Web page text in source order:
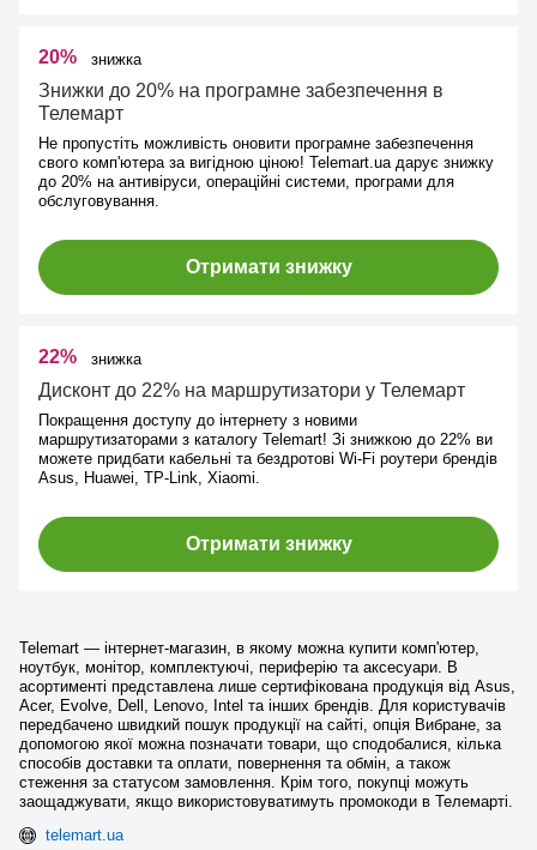
20% знижка
Знижки до 20% на програмне забезпечення в
Телемарт
Не пропустіть можливість оновити програмне забезпечення
свого комп'ютера за вигідною ціною! Telemart.ua дарує знижку
до 20% на антивіруси, операційні системи, програми для
обслуговування.
Отримати знижку
22% знижка
Дисконт до 22% на маршрутизатори у Телемарт
Покращення доступу до інтернету з новими
маршрутизаторами з каталогу Telemart! Зі знижкою до 22% ви
можете придбати кабельні та бездротові Wi-Fi роутери брендів
Asus, Huawei, TP-Link, Xiaomi.
Отримати знижку
Telemart — інтернет-магазин, в якому можна купити комп'ютер,
ноутбук, монітор, комплектуючі, периферію та аксесуари. В
асортименті представлена лише сертифікована продукція від Asus,
Acer, Evolve, Dell, Lenovo, Intel та інших брендів. Для користувачів
передбачено швидкий пошук продукції на сайті, опція Вибране, за
допомогою якої можна позначати товари, що сподобалися, кілька
способів доставки та оплати, повернення та обмін, а також
стеження за статусом замовлення. Крім того, покупці можуть
заощаджувати, якщо використовуватимуть промокоди в Телемарті.
telemart.ua